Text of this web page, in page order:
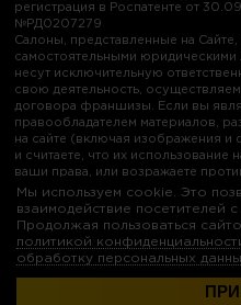
регистрация в Роспатенте от
№РД0207279
Салоны, представленные на Сайте,
самостоятельными юридическими
несут исключительную
свою деятельность,
договора франшизы. Если вы
правообладателем материалов,
на сайте (включая изображения и
и считаете, что их использование
ваши права, или возражаете
использования, пожалуйста,
info@persona-city.ru
Мы используем cookie. Это
взаимодействие посетителей
Продолжая пользоваться
политикой
обработку персональных